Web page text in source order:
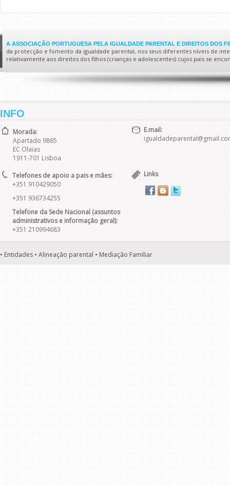
A ASSOCIAÇÃO PORTUGUESA PELA IGUALDADE PARENTAL E DIREITOS DOS
da protecção e fomento da igualdade parental, nos seus diferentes níveis de
relativamente aos direitos dos filhos (crianças e adolescentes) cujos pais se
INFO
Morada:
Apartado 9865
EC Olaias
1911-701 Lisboa
E.mail:
Telefones de apoio a pais e mães:
+351 910429050
+351 936734255
Telefone da Sede Nacional (assuntos
administrativos e informação geral):
+351 210994683
Links
• Entidades • Alineação parental • Mediação Familiar